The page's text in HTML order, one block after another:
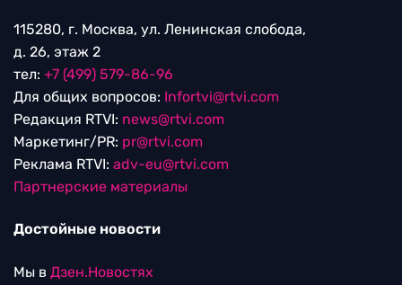
115280, г. Москва, ул. Ленинская слобода,
д. 26, этаж 2
тел: +7 (499) 579-86-96
Для общих вопросов: Infortvi@rtvi.com
Редакция RTVI: news@rtvi.com
Маркетинг/PR: pr@rtvi.com
Реклама RTVI: adv-eu@rtvi.com
Партнерские материалы
Достойные новости
Мы в Дзен.Новостях